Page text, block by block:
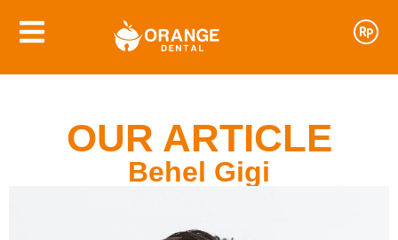
OUR ARTICLE
Behel Gigi